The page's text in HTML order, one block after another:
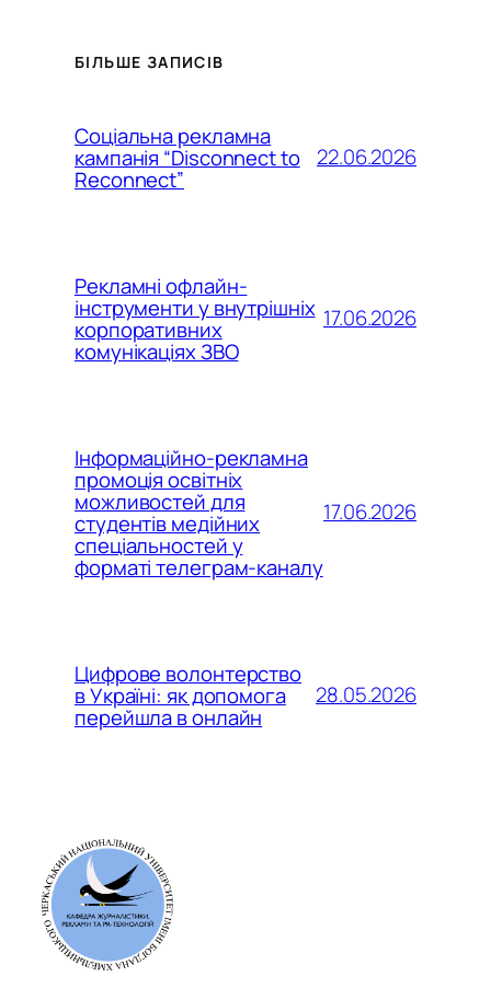
БІЛЬШЕ ЗАПИСІВ
Соціальна рекламна
кампанія “Disconnect to
Reconnect”
22.06.2026
Рекламні офлайн-
інструменти у внутрішніх
корпоративних
комунікаціях ЗВО
17.06.2026
Інформаційно-рекламна
промоція освітніх
можливостей для
студентів медійних
спеціальностей у
форматі телеграм-каналу
17.06.2026
Цифрове волонтерство
в Україні: як допомога
перейшла в онлайн
28.05.2026